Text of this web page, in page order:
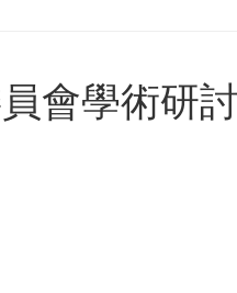
會學術研